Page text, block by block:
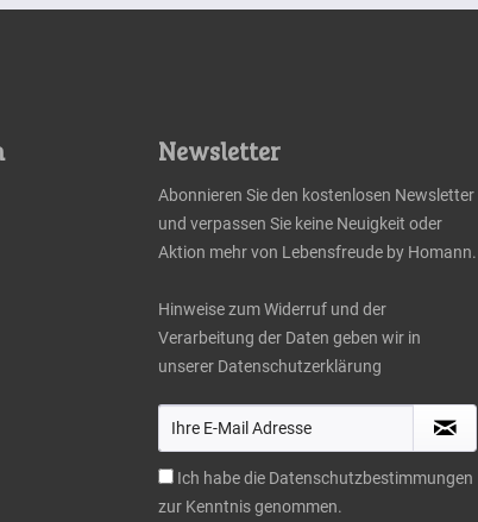
Newsletter
Abonnieren Sie den kostenlosen Newsletter
und verpassen Sie keine Neuigkeit oder
Aktion mehr von Lebensfreude by Homann.
Hinweise zum Widerruf und der
Verarbeitung der Daten geben wir in
unserer Datenschutzerklärung
Ich habe die Datenschutzbestimmungen
zur Kenntnis genommen.